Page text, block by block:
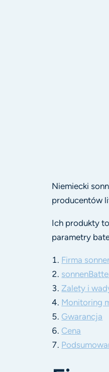
Niemiecki
producentów
Ich produkty
parametry
Firma
Zalety i
Monitoring
Gwarancja
Cena